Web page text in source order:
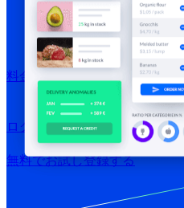
トMCPドキュメント
料金プラン
ログイン →
無料でお試し登録する